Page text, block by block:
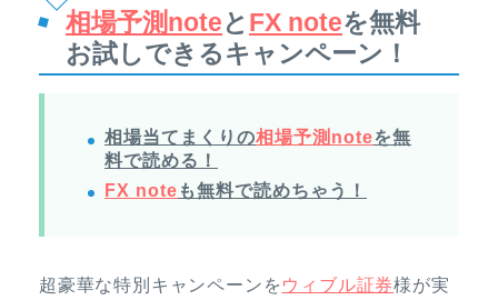
相場予測noteとFX noteを無料
お試しできるキャンペーン！
相場当てまくりの相場予測noteを無
料で読める！
FX note も無料で読めちゃう！
超豪華な特別キャンペーンを ウィブル証券様が実